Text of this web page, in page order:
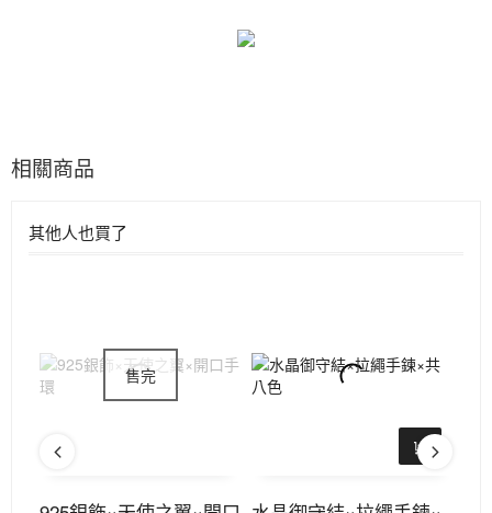
相關商品
其他人也買了